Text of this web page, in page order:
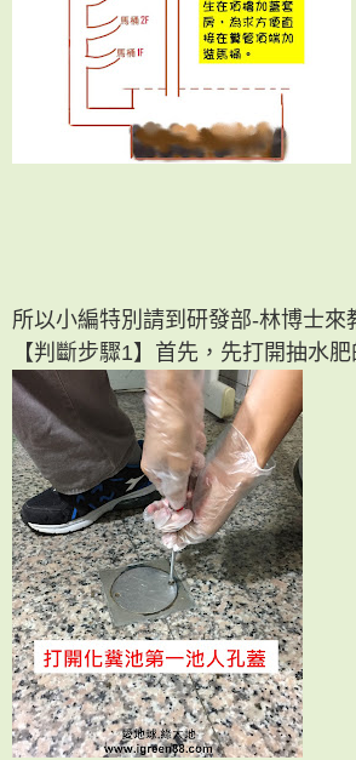
所以小編特別請到研發部-林博士來
【判斷步驟1】首先，先打開抽水肥